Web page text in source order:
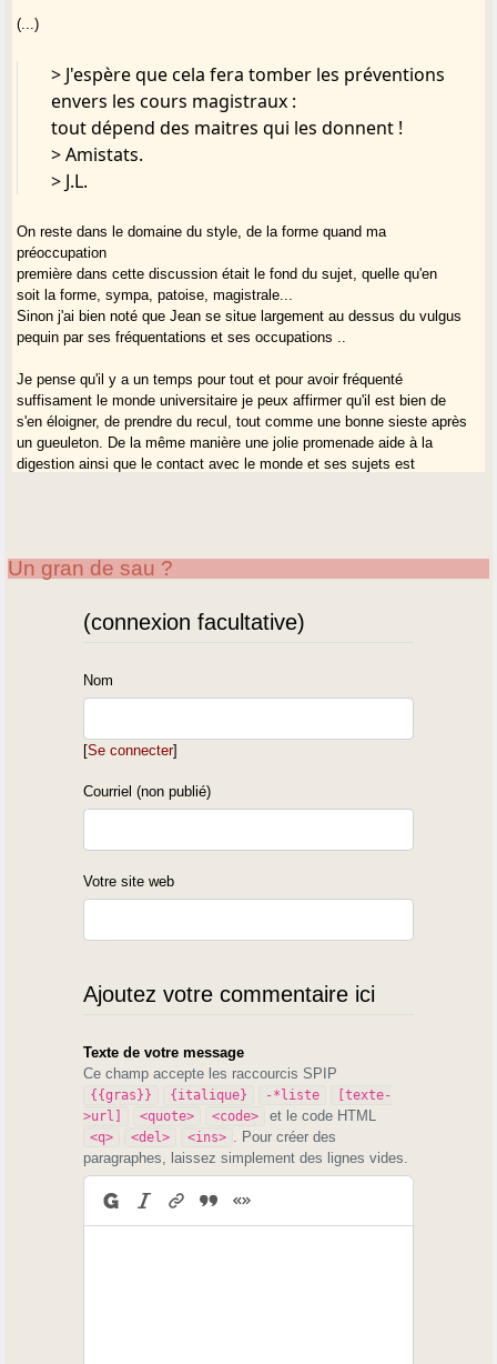
(...)
> J'espère que cela fera tomber les préventions
envers les cours magistraux :
tout dépend des maitres qui les donnent !
> Amistats.
> J.L.
On reste dans le domaine du style, de la forme quand ma
préoccupation
première dans cette discussion était le fond du sujet, quelle qu'en
soit la forme, sympa, patoise, magistrale...
Sinon j'ai bien noté que Jean se situe largement au dessus du vulgus
pequin par ses fréquentations et ses occupations ..
Je pense qu'il y a un temps pour tout et pour avoir fréquenté
suffisament le monde universitaire je peux affirmer qu'il est bien de
s'en éloigner, de prendre du recul, tout comme une bonne sieste après
un gueuleton. De la même manière une jolie promenade aide à la
digestion ainsi que le contact avec le monde et ses sujets est
contact de la réalité.
vivants) le savent bien qui alternent semestre académique et séjour
sur le terrain.
Quand vous voit-on en Gascogne, Yann ?
Je ne crois pas déformer la pensée de certains ici, en formulant le
Et n'y voyez pas une quelconque chausse-trappe :o)
Un gran de sau ?
(connexion facultative)
Nom
[Se connecter]
Courriel (non publié)
Votre site web
Ajoutez votre commentaire ici
Texte de votre message
Ce champ accepte les raccourcis SPIP
{{gras}} {italique} -*liste
[texte-
>url]
<quote> <code> et le code HTML
<q> <del> <ins>
. Pour créer des
paragraphes, laissez simplement des lignes vides.